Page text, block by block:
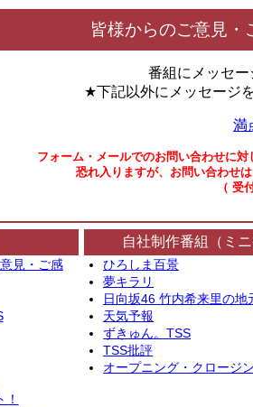
皆様からのご意見・
番組にメッセー
★下記以外にメッセージ
満
フォーム・メールでのお問い合わせに
恐れ入りますが、お問い合わせ
（ 受
見・ご感
自社制作番組（ミニ
ひろしま百景
夢キラリ
日向坂46 竹内希来里の地
天気予報
ずきゅん。TSS
TSS批評
オープニング・クロージ